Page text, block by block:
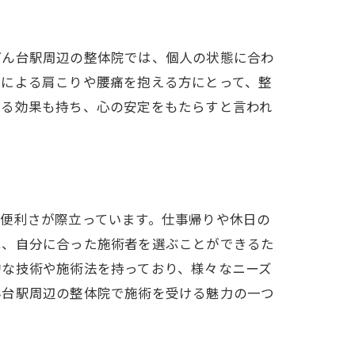
台駅周辺の整体院では、個人の状態に合わ
よる肩こりや腰痛を抱える方にとって、整
効果も持ち、心の安定をもたらすと言われ
利さが際立っています。仕事帰りや休日の
自分に合った施術者を選ぶことができるた
技術や施術法を持っており、様々なニーズ
駅周辺の整体院で施術を受ける魅力の一つ